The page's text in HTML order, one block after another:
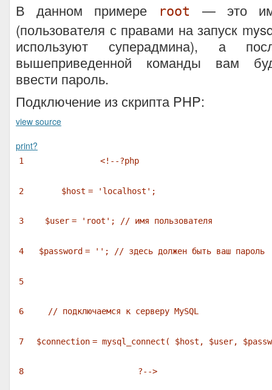
В данном примере root
— это
(пользователя с правами на запуск
используют суперадмина), а
вышеприведенной команды вам
ввести пароль.
Подключение из скрипта PHP:
view source
print?
1 <!--?php
2 $host = 'localhost' ;
3 $user = 'root' ; // имя пользователя
4 $password = '' ; // здесь должен быть ваш пароль
5
6 // подключаемся к серверу MySQL
7 $connection = mysql_connect( $host , $user,
8 ?-->